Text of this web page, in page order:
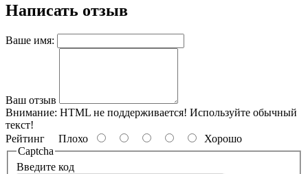
Написать отзыв
Ваше имя:
Ваш отзыв
Внимание: HTML не поддерживается! Используйте обычный
текст!
Рейтинг Плохо
Хорошо
Captcha
Введите код